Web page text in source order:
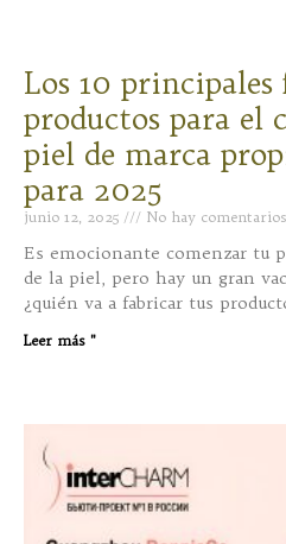
Los 10 principales
productos para el
piel de marca
para 2025
junio 12, 2025 No hay comentarios
Es emocionante comenzar tu
de la piel, pero hay un gran
¿quién va a fabricar tus
Leer más "